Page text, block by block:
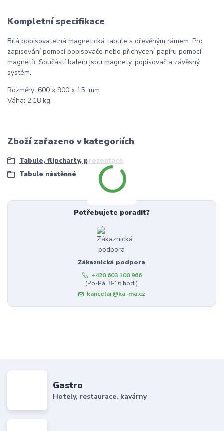
Kompletní specifikace
Bílá popisovatelná magnetická tabule s dřevěným rámem. Pro
zapisování pomocí popisovače nebo přichycení papíru pomocí
magnetů. Součástí balení jsou magnety, popisovač a závěsný
systém.
Rozměry: 600 x 900 x 15 mm
Váha: 2,18 kg
Zboží zařazeno v kategoriích
Tabule, flipcharty, prezentace
Tabule nástěnné
Potřebujete poradit?
Zákaznická podpora
+420 603 100 966
(Po-Pá, 8-16 hod.)
kancelar@ka-ma.cz
Gastro
Hotely, restaurace, kavárny